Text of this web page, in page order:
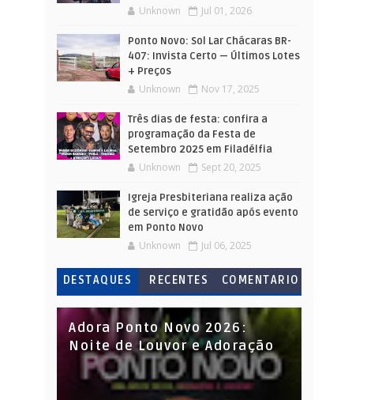
Unknown Jul 01, 2026
Ponto Novo: Sol Lar Chácaras BR-
407: Invista Certo — Últimos Lotes
+ Preços
Unknown Nov 17, 2025
Três dias de festa: confira a
programação da Festa de
Setembro 2025 em Filadélfia
Unknown Sept 20, 2025
Igreja Presbiteriana realiza ação
de serviço e gratidão após evento
em Ponto Novo
Unknown Jul 06, 2025
DESTAQUES RECENTES
COMENTARIO
S
Adora Ponto Novo 2026:
Noite de Louvor e Adoração